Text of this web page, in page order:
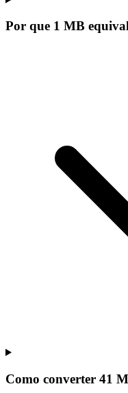
Por que 1 MB
Como converter 41